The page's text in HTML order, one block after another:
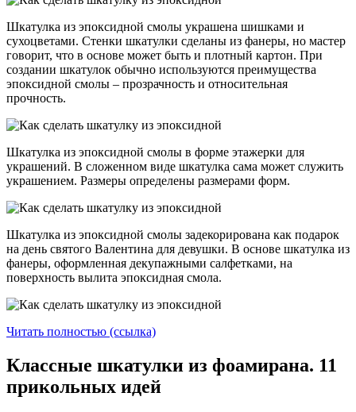
Шкатулка из эпоксидной смолы украшена шишками и
сухоцветами. Стенки шкатулки сделаны из фанеры, но мастер
говорит, что в основе может быть и плотный картон. При
создании шкатулок обычно используются преимущества
эпоксидной смолы – прозрачность и относительная
прочность.
Шкатулка из эпоксидной смолы в форме этажерки для
украшений. В сложенном виде шкатулка сама может служить
украшением. Размеры определены размерами форм.
Шкатулка из эпоксидной смолы задекорирована как подарок
на день святого Валентина для девушки. В основе шкатулка из
фанеры, оформленная декупажными салфетками, на
поверхность вылита эпоксидная смола.
Читать полностью (ссылка)
Классные шкатулки из фоамирана. 11
прикольных идей